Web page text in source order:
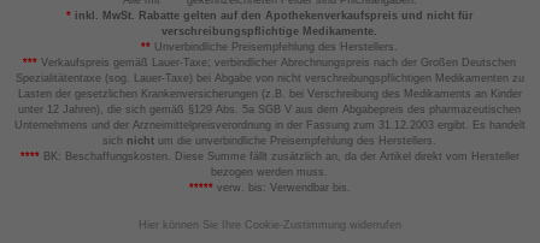
*inkl. MwSt. Rabatte gelten auf den Apothekenverkaufspreis und nicht für
verschreibungspflichtige Medikamente.
** Unverbindliche Preisempfehlung des Herstellers.
*** Verkaufspreis gemäß Lauer-Taxe; verbindlicher Abrechnungspreis nach der Großen Deutschen
Spezialitätentaxe (sog. Lauer-Taxe) bei Abgabe von nicht verschreibungspflichtigen Medikamenten zu
Lasten der gesetzlichen Krankenversicherungen (z.B. bei Verschreibung des Medikaments an Kinder
unter 12 Jahren), die sich gemäß §129 Abs. 5a SGB V aus dem Abgabepreis des pharmazeutischen
Unternehmens und der Arzneimittelpreisverordnung in der Fassung zum 31.12.2003 ergibt. Es handelt
sich nicht um die unverbindliche Preisempfehlung des Herstellers.
****BK: Beschaffungskosten. Diese Summe fällt zusätzlich an, da der Artikel direkt vom Hersteller
bezogen werden muss.
*****verw. bis: Verwendbar bis.
Hier können Sie Ihre Cookie-Zustimmung widerrufen